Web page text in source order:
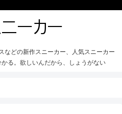
などの新作スニーカー、人気スニーカー
る。欲しいんだから、しょうがない